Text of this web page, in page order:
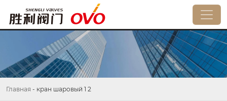
Главная - кран шаровый 1 2